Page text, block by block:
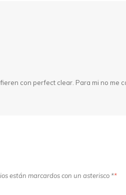
con perfect clear. Para mi no
están marcardos con un asterisco **